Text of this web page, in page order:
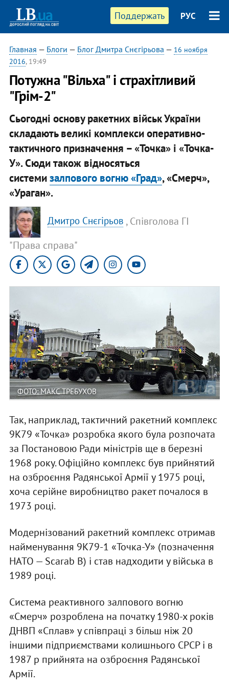
Поддержать РУС
Главная — Блоги — Блог Дмитра Снєгірьова — 16 ноября
2016, 19:49
Потужна "Вільха" і страхітливий
"Грім-2"
Сьогодні основу ракетних військ України
складають великі комплекси оперативно-
тактичного призначення – «Точка» і «Точка-
У». Сюди також відносяться
системизалпового вогню «Град», «Смерч»,
«Ураган».
Дмитро Снєгірьов , Співголова ГІ
"Права справа"
ФОТО: МАКС ТРЕБУХОВ
Так, наприклад, тактичний ракетний комплекс
9К79 «Точка» розробка якого була розпочата
за Постановою Ради міністрів ще в березні
1968 року. Офіційно комплекс був прийнятий
на озброєння Радянської Армії у 1975 році,
хоча серійне виробництво ракет почалося в
1973 році.
Модернізований ракетний комплекс отримав
найменування 9К79-1 «Точка-У» (позначення
НАТО — Scarab B) і став надходити у війська в
1989 році.
Система реактивного залпового вогню
«Смерч» розроблена на початку 1980-х років
ДНВП «Сплав» у співпраці з більш ніж 20
іншими підприємствами колишнього СРСР і в
1987 р прийнята на озброєння Радянської
Армії.